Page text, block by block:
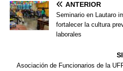
ANTERIOR
Seminario en Lautaro
fortalecer la cultura
laborales
Asociación de Funcionarios de la